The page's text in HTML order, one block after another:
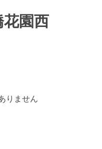
花園西
りません